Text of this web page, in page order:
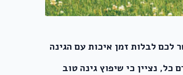
לבלות זמן איכות עם הגינה
נציין כי שיפוץ גינה טוב